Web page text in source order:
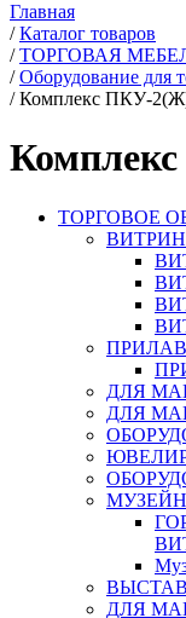
Главная
/ Каталог товаров
/ ТОРГОВАЯ
/ Оборудование для
/ Комплекс ПКУ-
ТОРГОВОЕ
ДЛЯ
ДЛЯ
ДЛЯ